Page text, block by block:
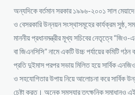
অন্যদিকে বর্তমান সরকার ১৯৯৬-২০০১ সাল মেয়াদে
ও বেসরকারি উন্নয়ন সংস্থাসমূহের কার্যক্রম সুষ্ঠ‚
মাননীয় প্রধানমন্ত্রীর মূখ্য সচিবের নেতৃত্বে
বা জিএনসিসি” নামে একটি উচ্চ পর্যায়ের কমিটি
প্রতি দুইমাস পরপর সভায় মিলিত হয়ে সার্বিক
ও সহযোগিতার উপায় নিয়ে আলোচনা করে সার্বিক
চেষ্টা করত। অনেক সমস্যার তৎক্ষনিক সমাধানও